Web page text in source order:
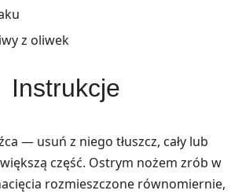
z oliwek
Instrukcje
— usuń z niego tłuszcz, cały lub
część. Ostrym nożem zrób w
rozmieszczone równomiernie,